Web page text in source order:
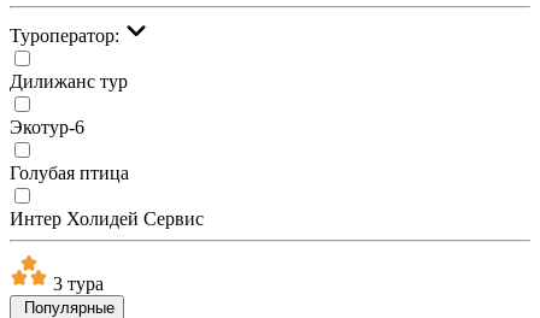
Туроператор:
Дилижанс тур
Экотур-6
Голубая птица
Интер Холидей Сервис
3 тура
Популярные